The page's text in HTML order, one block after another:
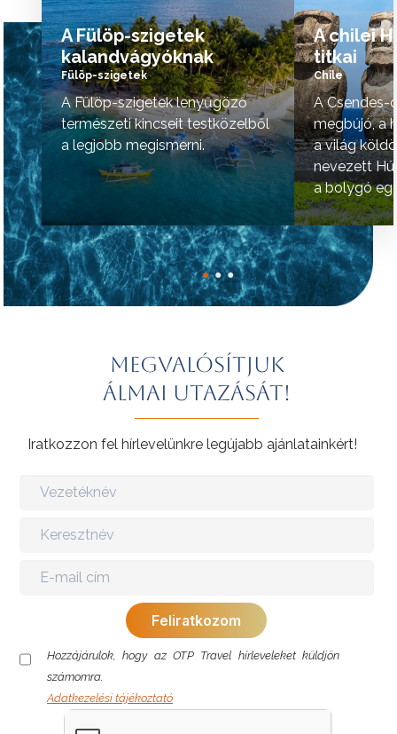
A Fülöp-szigetek
kalandvágyóknak
Fülöp-szigetek
A Fülöp-szigetek lenyűgöző
természeti kincseit testközelből
a legjobb megismerni.
A chilei
titkai
Chile
A Csendes-
megbújó, a
a világ
nevezett
a bolygó
helyének
● ● ●
Megvalósítjuk
álmai utazását!
Iratkozzon fel hírlevelünkre legújabb ajánlatainkért!
Hozzájárulok, hogy az OTP Travel hírleveleket küldjön
számomra.
Adatkezelési tájékoztató